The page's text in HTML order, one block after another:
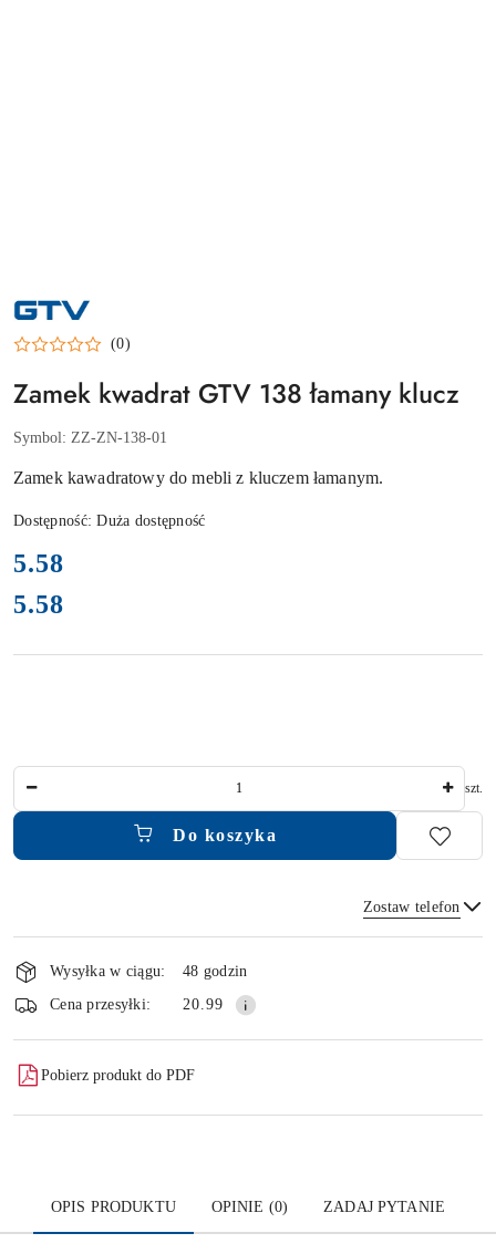
NAZWA
PRODUCENTA:
GTV
(0)
Zamek kwadrat GTV 138 łamany klucz
Symbol: ZZ-ZN-138-01
Zamek kawadratowy do mebli z kluczem łamanym.
Dostępność:Duża dostępność
cena:
5.58
Cena:
5.58
szt.
Do koszyka
Zostaw telefon
Wyślij
Dostępność
i
dostawa
Wysyłka w ciągu:
48 godzin
Cena przesyłki:
20.99
Pobierz produkt do PDF
OPIS PRODUKTU OPINIE (0) ZADAJ PYTANIE